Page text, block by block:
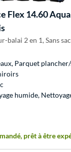
Flex 14.60
balai 2 en 1, Sans
Parquet
humide,
prêt à être